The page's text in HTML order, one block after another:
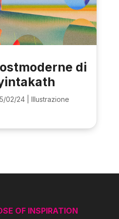
di
02/24| Illustrazione
OF INSPIRATION